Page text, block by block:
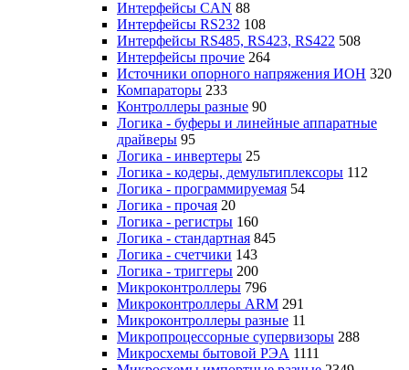
Интерфейсы CAN 88
Интерфейсы RS232 108
Интерфейсы RS485, RS423, RS422 508
Интерфейсы прочие 264
Источники опорного напряжения ИОН 320
Компараторы 233
Контроллеры разные 90
Логика - буферы и линейные аппаратные
драйверы 95
Логика - инвертеры 25
Логика - кодеры, демультиплексоры 112
Логика - программируемая 54
Логика - прочая 20
Логика - регистры 160
Логика - стандартная 845
Логика - счетчики 143
Логика - триггеры 200
Микроконтроллеры 796
Микроконтроллеры ARM 291
Микроконтроллеры разные 11
Микропроцессорные супервизоры 288
Микросхемы бытовой РЭА 1111